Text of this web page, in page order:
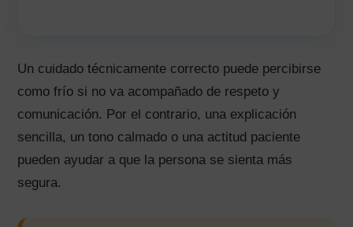
Un cuidado técnicamente correcto puede percibirse
como frío si no va acompañado de respeto y
comunicación. Por el contrario, una explicación
sencilla, un tono calmado o una actitud paciente
pueden ayudar a que la persona se sienta más
segura.